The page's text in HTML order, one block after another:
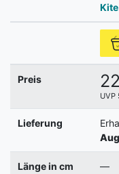
Preis
UVP
Lieferung
Länge in cm —